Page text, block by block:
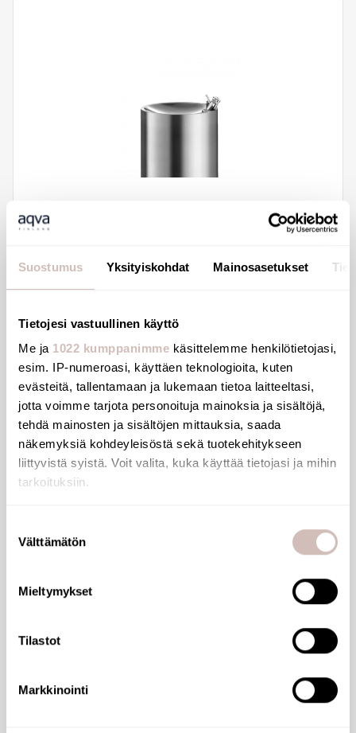
Suostumus Yksityiskohdat Mainosasetukset
Tietojesi vastuullinen käyttö
Me ja 1022 kumppanimme käsittelemme henkilötietojasi,
esim. IP-numeroasi, käyttäen teknologioita, kuten
evästeitä, tallentamaan ja lukemaan tietoa laitteeltasi,
jotta voimme tarjota personoituja mainoksia ja sisältöjä,
tehdä mainosten ja sisältöjen mittauksia, saada
näkemyksiä kohdeyleisöstä sekä tuotekehitykseen
liittyvistä syistä. Voit valita, kuka käyttää tietojasi ja mihin
tarkoituksiin.
Kerätä tietoja maantieteellisestä sijainnistasi,
Tunnistaa laitteesi skannaamalla sen ominaispiirteitä
aktiivisesti (sormenjäljen muodostaminen)
voit määrittää asetuksesi
. Voit muuttaa
valinta
Välttämätön
Mieltymykset
Tilastot
Markkinointi